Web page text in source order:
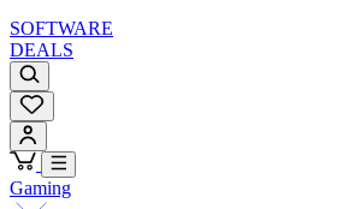
SOFTWARE
DEALS
Gaming